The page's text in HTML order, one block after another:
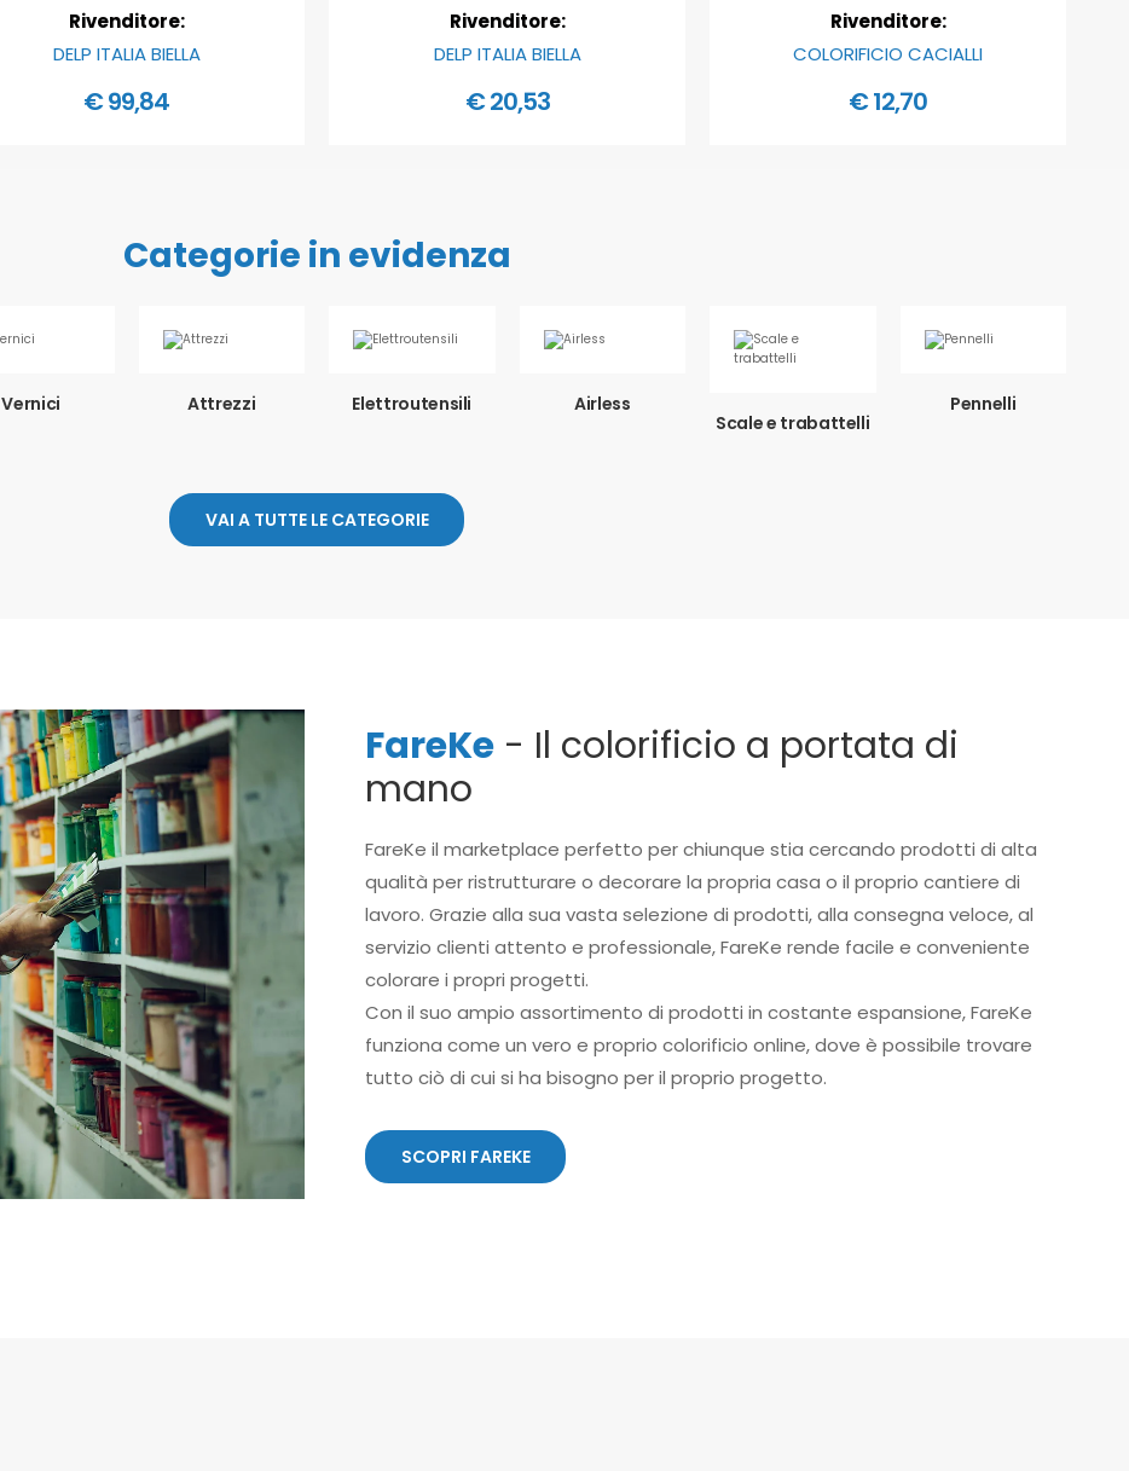
Rivenditore:
DELP ITALIA BIELLA
€ 99,84
Rivenditore:
DELP ITALIA BIELLA
€ 20,53
Rivenditore:
COLORIFICIO CACIALLI
€ 12,70
Categorie in evidenza
Vernici Attrezzi Elettroutensili
Airless
Scale e trabattelli
Pennelli
VAI A TUTTE LE CATEGORIE
FareKe - Il colorificio a portata di
mano
FareKe il marketplace perfetto per chiunque stia cercando prodotti di alta
qualità per ristrutturare o decorare la propria casa o il proprio cantiere di
lavoro. Grazie alla sua vasta selezione di prodotti, alla consegna veloce, al
servizio clienti attento e professionale, FareKe rende facile e conveniente
colorare i propri progetti.
Con il suo ampio assortimento di prodotti in costante espansione, FareKe
funziona come un vero e proprio colorificio online, dove è possibile trovare
tutto ciò di cui si ha bisogno per il proprio progetto.
SCOPRI FAREKE